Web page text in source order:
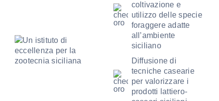
coltivazione e
utilizzo delle specie
foraggere adatte
all’ambiente
siciliano
Diffusione di
tecniche casearie
per valorizzare i
prodotti lattiero-